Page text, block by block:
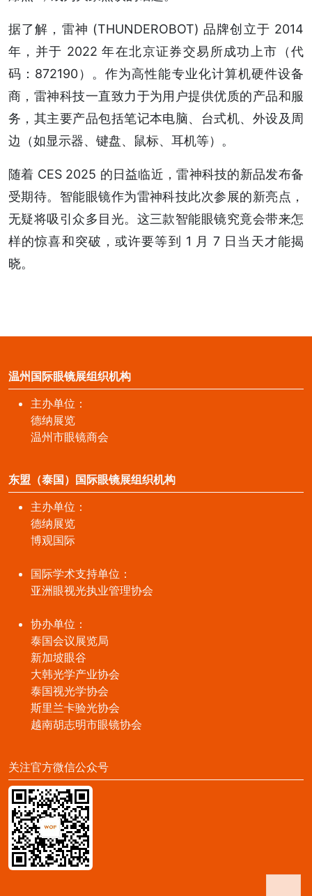
据了解，雷神 (THUNDEROBOT) 品牌创立于 2014
年，并于 2022 年在北京证券交易所成功上市（代
码：872190）。作为高性能专业化计算机硬件设备
商，雷神科技一直致力于为用户提供优质的产品和服
务，其主要产品包括笔记本电脑、台式机、外设及周
边（如显示器、键盘、鼠标、耳机等）。
随着 CES 2025 的日益临近，雷神科技的新品发布备
受期待。智能眼镜作为雷神科技此次参展的新亮点，
无疑将吸引众多目光。这三款智能眼镜究竟会带来怎
样的惊喜和突破，或许要等到 1 月 7 日当天才能揭
晓。
温州国际眼镜展组织机构
主办单位：
德纳展览
温州市眼镜商会
东盟（泰国）国际眼镜展组织机构
主办单位：
德纳展览
博观国际
国际学术支持单位：
亚洲眼视光执业管理协会
协办单位：
泰国会议展览局
新加坡眼谷
大韩光学产业协会
泰国视光学协会
斯里兰卡验光协会
越南胡志明市眼镜协会
关注官方微信公众号